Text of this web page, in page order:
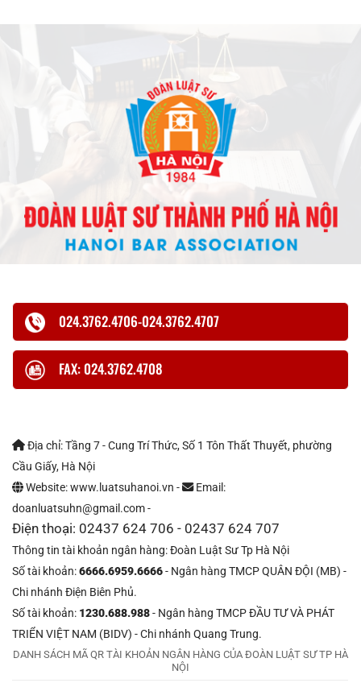
024.3762.4706-024.3762.4707
FAX: 024.3762.4708
Địa chỉ: Tầng 7 - Cung Trí Thức, Số 1 Tôn Thất Thuyết, phường
Cầu Giấy, Hà Nội
Website: www.luatsuhanoi.vn -
Email:
doanluatsuhn@gmail.com -
Điện thoại: 02437 624 706 - 02437 624 707
Thông tin tài khoản ngân hàng: Đoàn Luật Sư Tp Hà Nội
Số tài khoản:6666.6959.6666- Ngân hàng TMCP QUÂN ĐỘI (MB) -
Chi nhánh Điện Biên Phủ.
Số tài khoản: 1230.688.988- Ngân hàng TMCP ĐẦU TƯ VÀ PHÁT
TRIỂN VIỆT NAM (BIDV) - Chi nhánh Quang Trung.
DANH SÁCH MÃ QR TÀI KHOẢN NGÂN HÀNG CỦA ĐOÀN LUẬT SƯ TP HÀ
NỘI